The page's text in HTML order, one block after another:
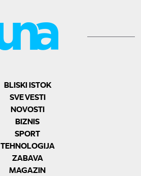
BLISKI ISTOK
SVE VESTI
NOVOSTI
BIZNIS
SPORT
TEHNOLOGIJA
ZABAVA
MAGAZIN